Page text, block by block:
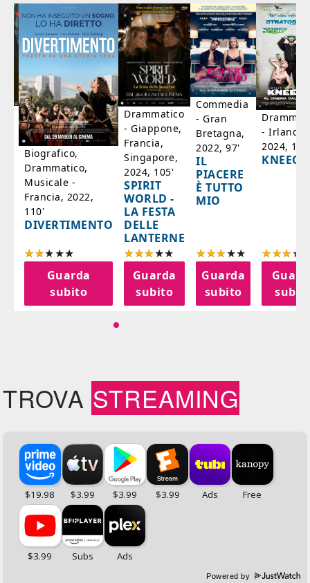
Biografico,
Drammatico,
Musicale -
Francia, 2022,
110'
DIVERTIMENTO
Guarda
subito
Drammatico
- Giappone,
Francia,
Singapore,
2024, 105'
SPIRIT
WORLD -
LA FESTA
DELLE
LANTERNE
Guarda
subito
Commedia
- Gran
Bretagna,
2022, 97'
IL
PIACERE
È TUTTO
MIO
Guarda
subito
- Irlanda,
2024,
TROVA STREAMING
Powered by